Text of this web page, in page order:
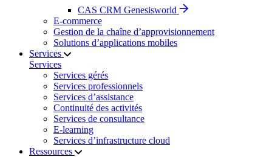
CAS CRM Genesisworld
E‑commerce
Gestion de la chaîne d’approvisionnement
Solutions d’applications mobiles
Services
Services
Services gérés
Services professionnels
Services d’assistance
Continuité des activités
Services de consultance
E‑learning
Services d’infrastructure cloud
Ressources